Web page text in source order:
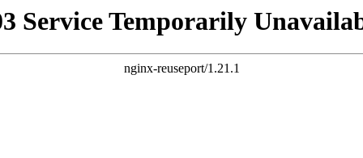
Service Temporarily
nginx-reuseport/1.21.1